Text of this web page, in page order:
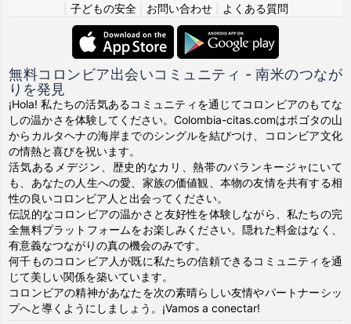
子どもの安全| お問い合わせ| よくある質問
無料コロンビア出会いコミュニティ - 南米のつなが
りを発見
¡Hola! 私たちの活気あるコミュニティを通じてコロンビアのもてな
しの温かさを体験してください。Colombia-citas.comはボゴタの山
からカルタヘナの海岸までのシングルを結びつけ、コロンビア文化
の情熱と喜びを祝います。
活気あるメデジン、歴史的なカリ、熱帯のバランキージャにいて
も、あなたの人生への愛、家族の価値観、本物の友情を共有する相
性の良いコロンビア人と出会ってください。
伝説的なコロンビアの温かさと友好性を体験しながら、私たちの完
全無料プラットフォームをお楽しみください。隠れた料金はなく、
有意義なつながりの真の機会のみです。
何千ものコロンビア人が既に私たちの信頼できるコミュニティを通
じて美しい関係を築いています。
コロンビアの精神があなたを次の素晴らしい友情やパートナーシッ
プへと導くようにしましょう。¡Vamos a conectar!